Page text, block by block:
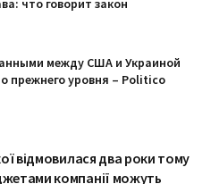
что говорит закон
между США и Украиной
прежнего уровня – Politico
ТЕХНОЛОГІЇ
відмовилася два роки тому
компанії можуть